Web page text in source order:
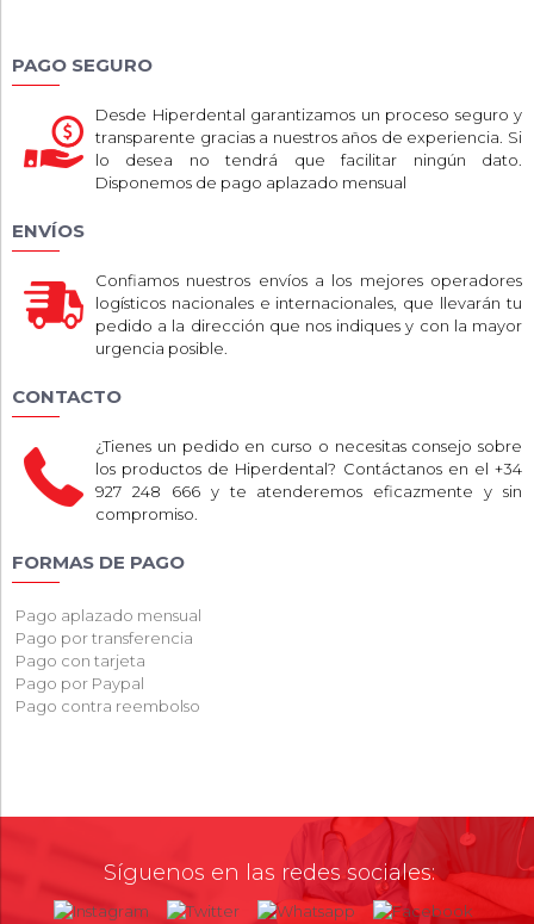
PAGO SEGURO
Desde Hiperdental garantizamos un proceso seguro y
transparente gracias a nuestros años de experiencia. Si
lo desea no tendrá que facilitar ningún dato.
Disponemos de pago aplazado mensual
ENVÍOS
Confiamos nuestros envíos a los mejores operadores
logísticos nacionales e internacionales, que llevarán tu
pedido a la dirección que nos indiques y con la mayor
urgencia posible.
CONTACTO
¿Tienes un pedido en curso o necesitas consejo sobre
los productos de Hiperdental? Contáctanos en el +34
927 248 666 y te atenderemos eficazmente y sin
compromiso.
FORMAS DE PAGO
Pago aplazado mensual
Pago por transferencia
Pago con tarjeta
Pago por Paypal
Pago contra reembolso
Síguenos en las redes sociales: